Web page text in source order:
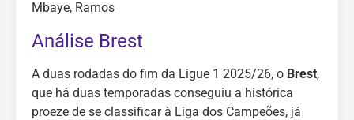
Mbaye, Ramos
Análise Brest
A duas rodadas do fim da Ligue 1 2025/26, o Brest,
que há duas temporadas conseguiu a histórica
proeze de se classificar à Liga dos Campeões, já